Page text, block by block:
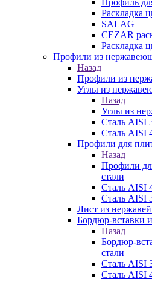
Профиль
Раскладка
SALAG
CEZAR
Раскладка
Профили из
Назад
Профили из
Углы из
Назад
Углы из
Сталь AISI
Сталь AISI
Профили для
Назад
Профили
стали
Сталь AISI
Сталь AISI
Лист из
Бордюр-вставки
Назад
Бордюр-
стали
Сталь AISI
Сталь AISI